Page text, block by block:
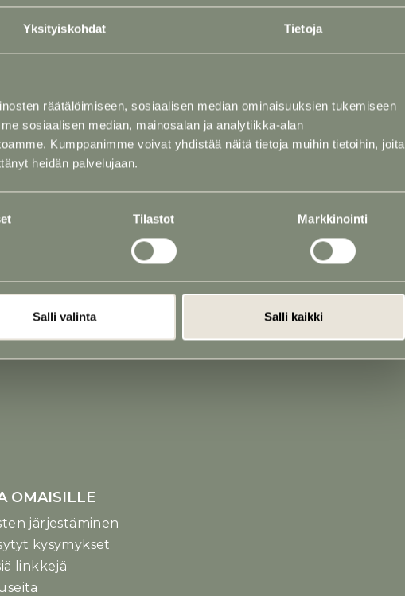
Yksityiskohdat Tietoja
räätälöimiseen, sosiaalisen median ominaisuuksien tukemiseen
sosiaalisen median, mainosalan ja analytiikka-alan
Kumppanimme voivat yhdistää näitä tietoja muihin tietoihin, joita
heidän palvelujaan.
Tilastot Markkinointi
Salli valinta Salli kaikki
P. 040 768 6167 (Auraleena Saustila)
Hautajaiskukat
Muistotilaisuus ja perunkirjoitus
OMAISILLE
järjestäminen
kysymykset
linkkejä